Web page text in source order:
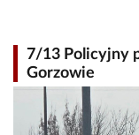
7/13 Policyjny
Gorzowie